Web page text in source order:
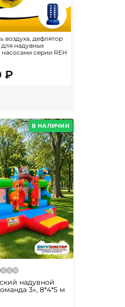
воздуха, дефлятор
для надувных
насосами серии REH
₽
В НАЛИЧИИ
надувной
3», 8*4*5 м